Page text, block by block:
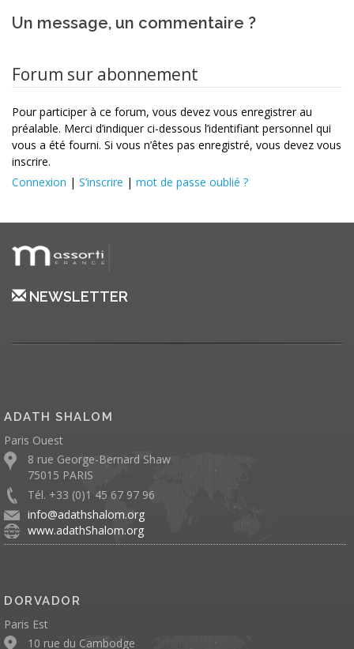
Un message, un commentaire ?
Forum sur abonnement
Pour participer à ce forum, vous devez vous enregistrer au
préalable. Merci d’indiquer ci-dessous l’identifiant personnel qui
vous a été fourni. Si vous n’êtes pas enregistré, vous devez vous
inscrire.
Connexion | S’inscrire | mot de passe oublié ?
NEWSLETTER
ADATH SHALOM
Paris Ouest
8 rue George-Bernard Shaw
75015 PARIS
Tél. +33 (0)1 45 67 97 96
info@adathshalom.org
www.adathShalom.org
DORVADOR
Paris Est
10 rue du Cambodge